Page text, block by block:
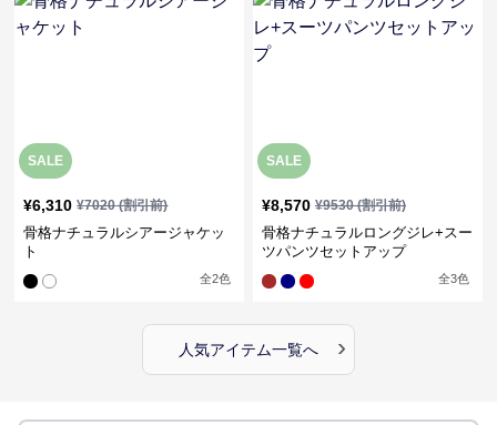
SALE
¥6,310 ¥7020(割引前)
骨格ナチュラルシアージャケッ
ト
全2色
SALE
¥8,570 ¥9530(割引前)
骨格ナチュラルロングジレ+スー
ツパンツセットアップ
全3色
人気アイテム一覧へ ›